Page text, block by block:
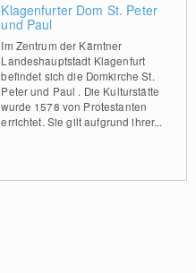
Klagenfurter Dom St. Peter
und Paul
Im Zentrum der Kärntner
Landeshauptstadt Klagenfurt
befindet sich die Domkirche St.
Peter und Paul . Die Kulturstätte
wurde 1578 von Protestanten
errichtet. Sie gilt aufgrund ihrer...